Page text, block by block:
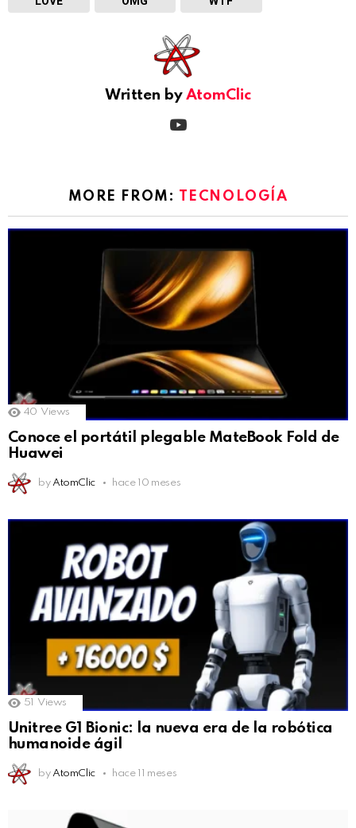
Written by AtomClic
MORE FROM: TECNOLOGÍA
40 Views
Conoce el portátil plegable MateBook Fold de
Huawei
by AtomClic hace 10 meses
51 Views
Unitree G1 Bionic: la nueva era de la robótica
humanoide ágil
by AtomClic hace 11 meses